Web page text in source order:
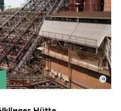
Völklinger Hütte mit
Völklinger Hütte | Karl
©